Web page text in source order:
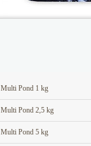
Multi Pond 1 kg
Multi Pond 2,5 kg
Multi Pond 5 kg